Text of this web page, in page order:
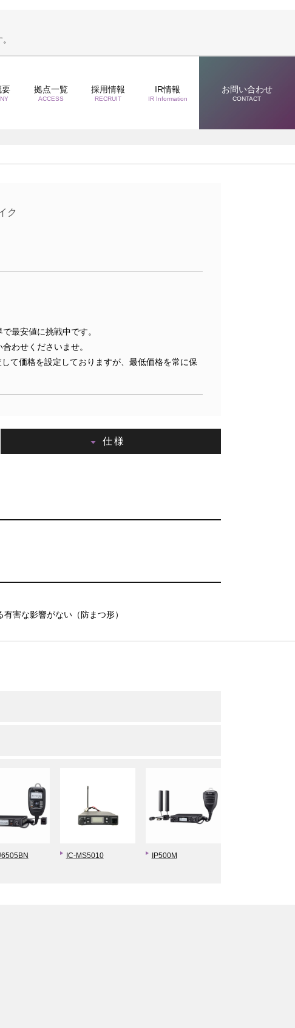
要 拠点一覧
ACCESS
採用情報
RECRUIT
IR情報
IR Information
お問い合わせ
CONTACT
ク
最安値に挑戦中です。
わせくださいませ。
て価格を設定しておりますが、最低価格を常に保
仕様
害な影響がない（防まつ形）
IC-MS5010 IP500M